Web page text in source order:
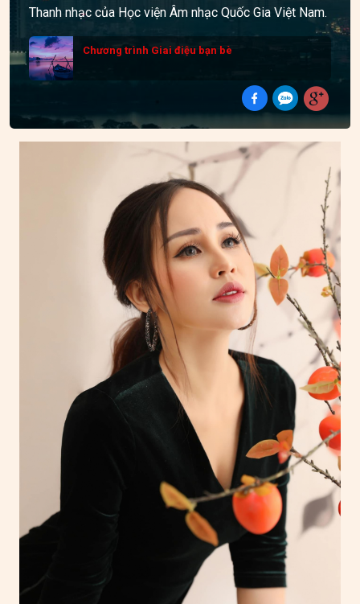
Thanh nhạc của Học viện Âm nhạc Quốc Gia Việt Nam.
Chương trình Giai điệu bạn bè